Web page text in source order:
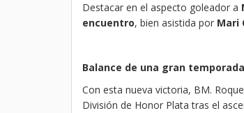
Destacar en el aspecto goleador a
encuentro, bien asistida por Mari
Balance de una gran temporada
Con esta nueva victoria, BM.
División de Honor Plata tras el